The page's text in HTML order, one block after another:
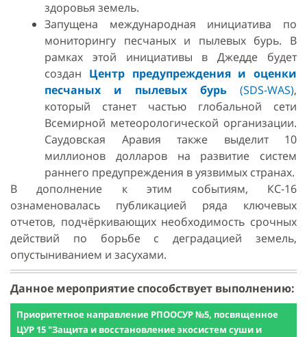
здоровья земель.
Запущена международная инициатива по
мониторингу песчаных и пылевых бурь. В
рамках этой инициативы в Джедде будет
создан Центр предупреждения и оценки
песчаных и пылевых бурь (SDS-WAS),
который станет частью глобальной сети
Всемирной метеорологической организации.
Саудовская Аравия также выделит 10
миллионов долларов на развитие систем
раннего предупреждения в уязвимых странах.
В дополнение к этим событиям, КС-16
ознаменовалась публикацией ряда ключевых
отчетов, подчёркивающих необходимость срочных
действий по борьбе с деградацией земель,
опустыниванием и засухами.
Данное мероприятие способствует выполнению:
Приоритетное направление РПООСУР №5, посвященное
ЦУР 15 "Защита и восстановление экосистем суши и